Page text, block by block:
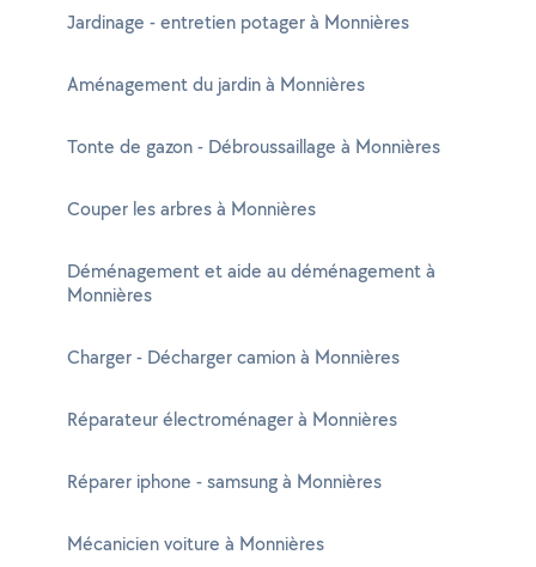
Jardinage - entretien potager à Monnières
Aménagement du jardin à Monnières
Tonte de gazon - Débroussaillage à Monnières
Couper les arbres à Monnières
Déménagement et aide au déménagement à
Monnières
Charger - Décharger camion à Monnières
Réparateur électroménager à Monnières
Réparer iphone - samsung à Monnières
Mécanicien voiture à Monnières